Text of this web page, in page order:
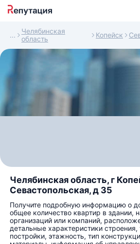
Челябинская
область
Копейск
Челябинская область, г
Севастопольская, д 35
Получите подробную информацию о
общее количество квартир в здании,
организаций или компаний,
детальные характеристики строения,
постройки, этажность, тип